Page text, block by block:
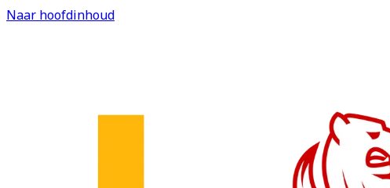
Naar hoofdinhoud